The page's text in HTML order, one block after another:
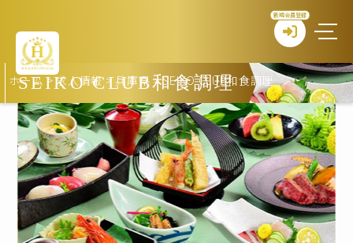
新規会員登録
SEIKO CLUB和食調理
ホーム >求人情報>兵庫県 >SEIKO CLUB和食調理